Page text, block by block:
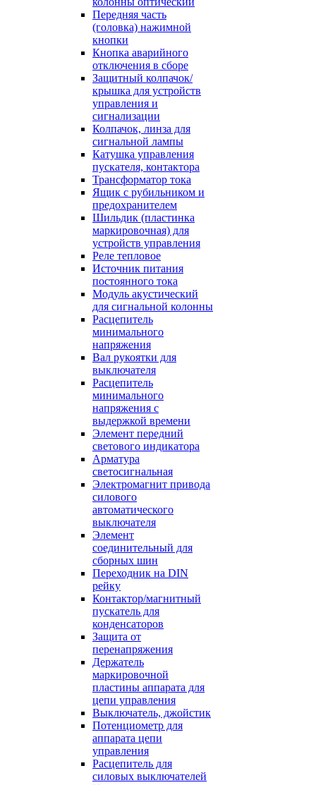
Передняя часть
(головка) нажимной
кнопки
Кнопка аварийного
отключения в сборе
Защитный колпачок/
крышка для устройств
управления и
сигнализации
Колпачок, линза для
сигнальной лампы
Катушка управления
пускателя, контактора
Трансформатор тока
Ящик с рубильником и
предохранителем
Шильдик (пластинка
маркировочная) для
устройств управления
Реле тепловое
Источник питания
постоянного тока
Модуль акустический
для сигнальной колонны
Расцепитель
минимального
напряжения
Вал рукоятки для
выключателя
Расцепитель
минимального
напряжения с
выдержкой времени
Элемент передний
светового индикатора
Арматура
светосигнальная
Электромагнит привода
силового
автоматического
выключателя
Элемент
соединительный для
сборных шин
Переходник на DIN
рейку
Контактор/магнитный
пускатель для
конденсаторов
Защита от
перенапряжения
Держатель
маркировочной
пластины аппарата для
цепи управления
Выключатель, джойстик
Потенциометр для
аппарата цепи
управления
Расцепитель для
силовых выключателей